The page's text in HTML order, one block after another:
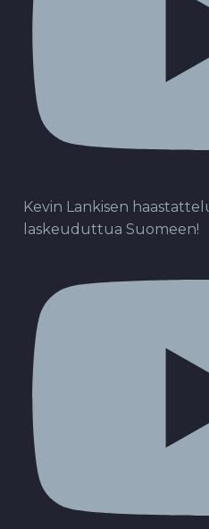
Kevin Lankisen
laskeuduttua Suomeen!